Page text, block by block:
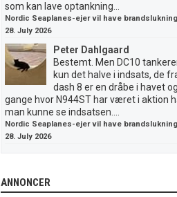
som kan lave optankning...
Nordic Seaplanes-ejer vil have
28. July 2026
Peter Dahlgaard
Bestemt. Men DC10
kun det halve i indsats, de
dash 8 er en dråbe i havet
gange hvor N944ST har været i aktion
man kunne se indsatsen....
Nordic Seaplanes-ejer vil have
28. July 2026
ANNONCER